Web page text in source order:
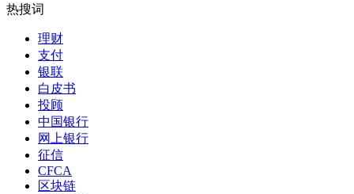
热搜词
理财
支付
银联
白皮书
投顾
中国银行
网上银行
征信
CFCA
区块链